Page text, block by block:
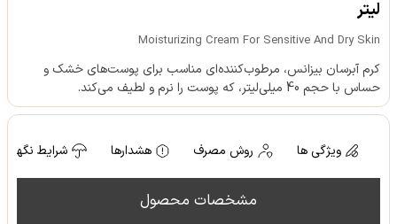
لیتر
Moisturizing Cream For Sensitive And Dry Skin
کرم آبرسان بیزانس، مرطوب‌کننده‌ای مناسب برای پوست‌های خشک و
حساس با حجم 40 میلی‌لیتر، که پوست را نرم و لطیف می‌کند.
ویژگی ها روش مصرف هشدارها شرایط
مشخصات محصول